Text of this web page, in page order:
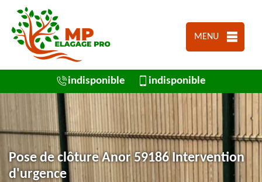
MENU
indisponible indisponible
Pose de clôture Anor 59186 Intervention
d'urgence